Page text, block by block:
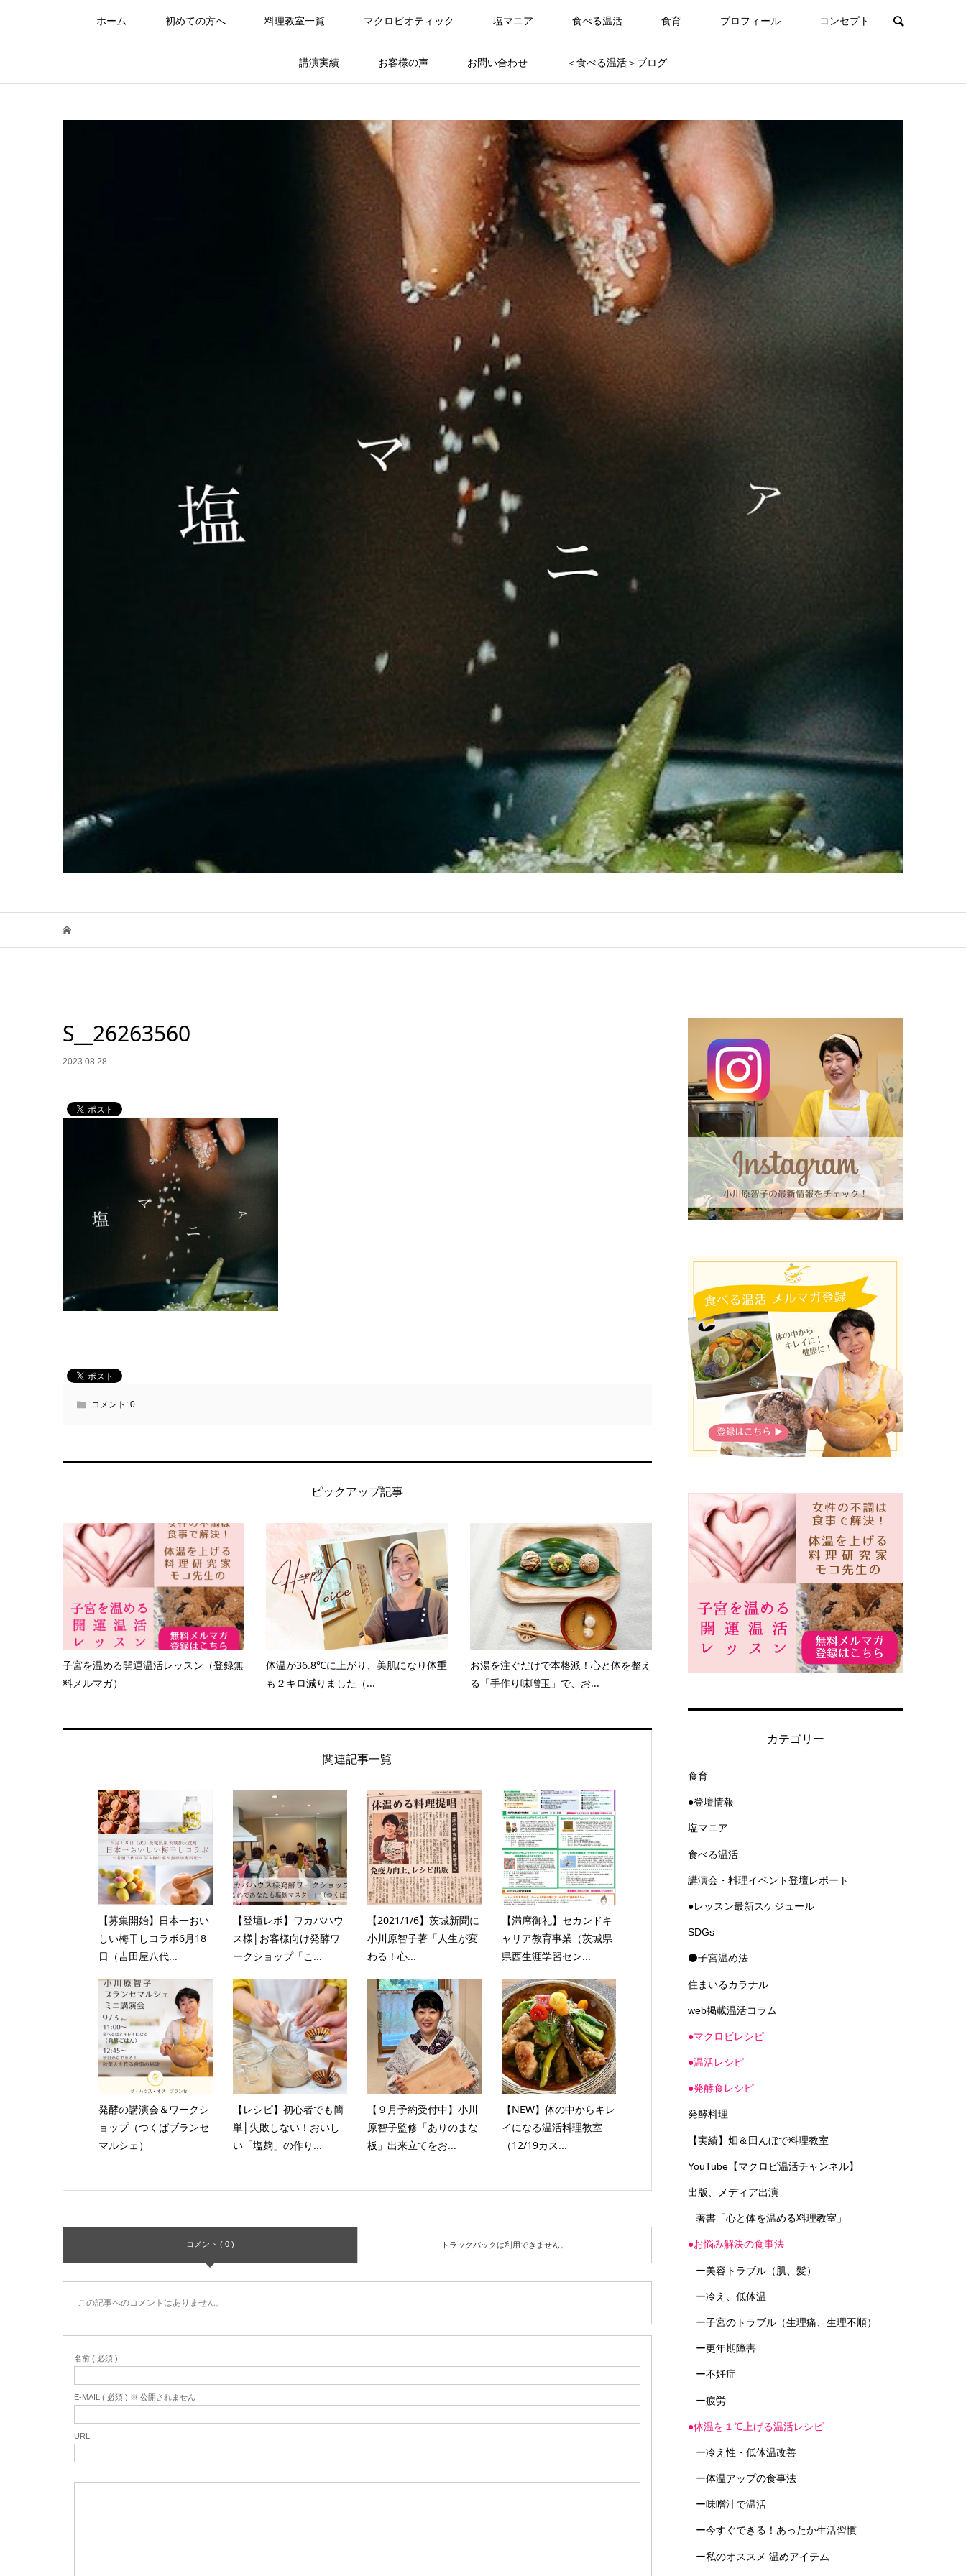
ホーム 初めての方へ 料理教室一覧 マクロビオティック 塩マニア 食べる温活 食育 プロフィール コンセプト
講演実績 お客様の声 お問い合わせ ＜食べる温活＞ブログ
S__26263560
2023.08.28
コメント: 0
ピックアップ記事
子宮を温める開運温活レッスン（登録無
料メルマガ）
体温が36.8℃に上がり、美肌になり体重
も２キロ減りました（...
お湯を注ぐだけで本格派！心と体を整え
る「手作り味噌玉」で、お...
関連記事一覧
【募集開始】日本一おい
しい梅干しコラボ6月18
日（吉田屋八代...
【登壇レポ】ワカバハウ
ス様│お客様向け発酵ワ
ークショップ「こ...
【2021/1/6】茨城新聞に
小川原智子著「人生が変
わる！心...
【満席御礼】セカンドキ
ャリア教育事業（茨城県
県西生涯学習セン...
発酵の講演会＆ワークシ
ョップ（つくばブランセ
マルシェ）
【レシピ】初心者でも簡
単│失敗しない！おいし
い「塩麹」の作り...
【９月予約受付中】小川
原智子監修「ありのまな
板」出来立てをお...
【NEW】体の中からキレ
イになる温活料理教室
（12/19カス...
コメント ( 0 ) トラックバックは利用できません。
この記事へのコメントはありません。
名前 ( 必須 )
E-MAIL ( 必須 ) ※ 公開されません
URL
カテゴリー
食育
●登壇情報
塩マニア
食べる温活
講演会・料理イベント登壇レポート
●レッスン最新スケジュール
SDGs
⚫子宮温め法
住まいるカラナル
web掲載温活コラム
●マクロビレシピ
●温活レシピ
●発酵食レシピ
発酵料理
【実績】畑＆田んぼで料理教室
YouTube【マクロビ温活チャンネル】
出版、メディア出演
著書「心と体を温める料理教室」
●お悩み解決の食事法
ー美容トラブル（肌、髪）
ー冷え、低体温
ー子宮のトラブル（生理痛、生理不順）
ー更年期障害
ー不妊症
ー疲労
●体温を１℃上げる温活レシピ
ー冷え性・低体温改善
ー体温アップの食事法
ー味噌汁で温活
ー今すぐできる！あったか生活習慣
ー私のオススメ 温めアイテム